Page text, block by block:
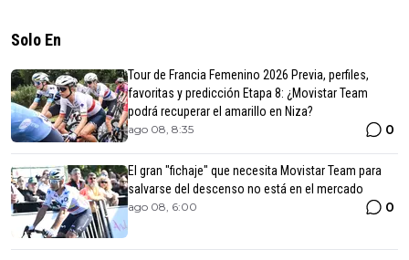
Solo En
Tour de Francia Femenino 2026 Previa, perfiles,
favoritas y predicción Etapa 8: ¿Movistar Team
podrá recuperar el amarillo en Niza?
ago 08, 8:35 0
El gran "fichaje" que necesita Movistar Team para
salvarse del descenso no está en el mercado
ago 08, 6:00 0